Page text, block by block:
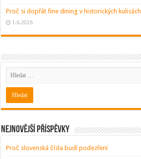
Proč si dopřát fine dining v historických kulisách
1.6.2026
Nejnovější příspěvky
Proč slovenská čísla budí podezření